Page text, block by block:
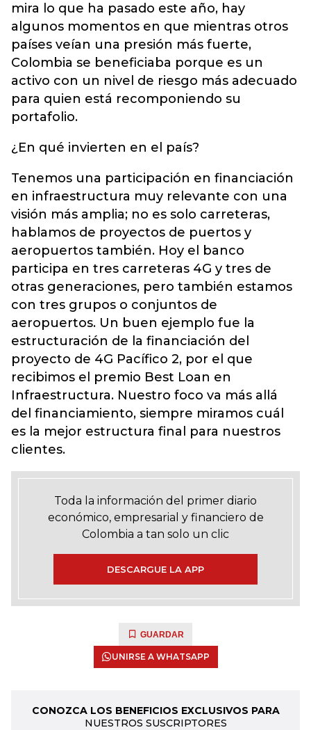
mira lo que ha pasado este año, hay
algunos momentos en que mientras otros
países veían una presión más fuerte,
Colombia se beneficiaba porque es un
activo con un nivel de riesgo más adecuado
para quien está recomponiendo su
portafolio.
¿En qué invierten en el país?
Tenemos una participación en financiación
en infraestructura muy relevante con una
visión más amplia; no es solo carreteras,
hablamos de proyectos de puertos y
aeropuertos también. Hoy el banco
participa en tres carreteras 4G y tres de
otras generaciones, pero también estamos
con tres grupos o conjuntos de
aeropuertos. Un buen ejemplo fue la
estructuración de la financiación del
proyecto de 4G Pacífico 2, por el que
recibimos el premio Best Loan en
Infraestructura. Nuestro foco va más allá
del financiamiento, siempre miramos cuál
es la mejor estructura final para nuestros
clientes.
Toda la información del primer diario
económico, empresarial y financiero de
Colombia a tan solo un clic
DESCARGUE LA APP
GUARDAR
UNIRSE A WHATSAPP
CONOZCA LOS BENEFICIOS EXCLUSIVOS PARA
NUESTROS SUSCRIPTORES